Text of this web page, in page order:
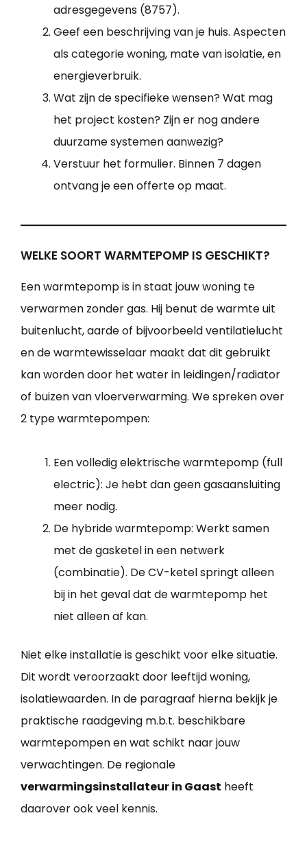
adresgegevens (8757).
Geef een beschrijving van je huis. Aspecten
als categorie woning, mate van isolatie, en
energieverbruik.
Wat zijn de specifieke wensen? Wat mag
het project kosten? Zijn er nog andere
duurzame systemen aanwezig?
Verstuur het formulier. Binnen 7 dagen
ontvang je een offerte op maat.
WELKE SOORT WARMTEPOMP IS GESCHIKT?
Een warmtepomp is in staat jouw woning te
verwarmen zonder gas. Hij benut de warmte uit
buitenlucht, aarde of bijvoorbeeld ventilatielucht
en de warmtewisselaar maakt dat dit gebruikt
kan worden door het water in leidingen/radiator
of buizen van vloerverwarming. We spreken over
2 type warmtepompen:
Een volledig elektrische warmtepomp (full
electric): Je hebt dan geen gasaansluiting
meer nodig.
De hybride warmtepomp: Werkt samen
met de gasketel in een netwerk
(combinatie). De CV-ketel springt alleen
bij in het geval dat de warmtepomp het
niet alleen af kan.
Niet elke installatie is geschikt voor elke situatie.
Dit wordt veroorzaakt door leeftijd woning,
isolatiewaarden. In de paragraaf hierna bekijk je
praktische raadgeving m.b.t. beschikbare
warmtepompen en wat schikt naar jouw
verwachtingen. De regionale
verwarmingsinstallateur in Gaast heeft
daarover ook veel kennis.